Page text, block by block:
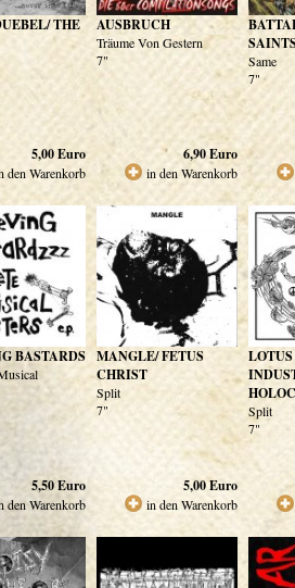
THE
5,00Euro
den Warenkorb
AUSBRUCH
Träume Von Gestern
7"
6,90Euro
in den Warenkorb
Same
7"
BASTARDS
5,50Euro
den Warenkorb
MANGLE/ FETUS
CHRIST
Split
7"
5,00Euro
in den Warenkorb
Split
7"